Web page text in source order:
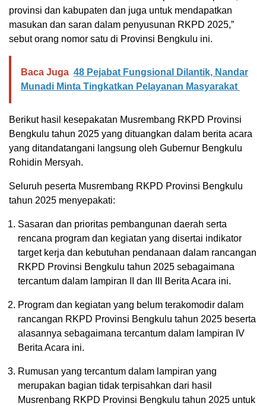
provinsi dan kabupaten dan juga untuk mendapatkan
masukan dan saran dalam penyusunan RKPD 2025,”
sebut orang nomor satu di Provinsi Bengkulu ini.
Baca Juga 48 Pejabat Fungsional Dilantik, Nandar
Munadi Minta Tingkatkan Pelayanan Masyarakat
Berikut hasil kesepakatan Musrembang RKPD Provinsi
Bengkulu tahun 2025 yang dituangkan dalam berita acara
yang ditandatangani langsung oleh Gubernur Bengkulu
Rohidin Mersyah.
Seluruh peserta Musrembang RKPD Provinsi Bengkulu
tahun 2025 menyepakati:
Sasaran dan prioritas pembangunan daerah serta
rencana program dan kegiatan yang disertai indikator
target kerja dan kebutuhan pendanaan dalam rancangan
RKPD Provinsi Bengkulu tahun 2025 sebagaimana
tercantum dalam lampiran II dan III Berita Acara ini.
Program dan kegiatan yang belum terakomodir dalam
rancangan RKPD Provinsi Bengkulu tahun 2025 beserta
alasannya sebagaimana tercantum dalam lampiran IV
Berita Acara ini.
Rumusan yang tercantum dalam lampiran yang
merupakan bagian tidak terpisahkan dari hasil
Musrenbang RKPD Provinsi Bengkulu tahun 2025 untuk